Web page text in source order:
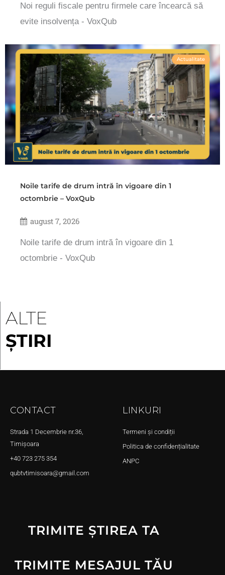
Noi reguli fiscale pentru firmele care încearcă să
evite insolvența - VoxQub
Actualitate
Noile tarife de drum intră în vigoare din 1
octombrie – VoxQub
august 7, 2026
Noile tarife de drum intră în vigoare din 1
octombrie - VoxQub
ALTE
ȘTIRI
CONTACT
Strada 1 Decembrie nr.36,
Timișoara
+40 723 275 354
qubtvtimisoara@gmail.com
LINKURI
Termeni și condiții
Politica de confidențialitate
ANPC
TRIMITE ȘTIREA TA
TRIMITE MESAJUL TĂU